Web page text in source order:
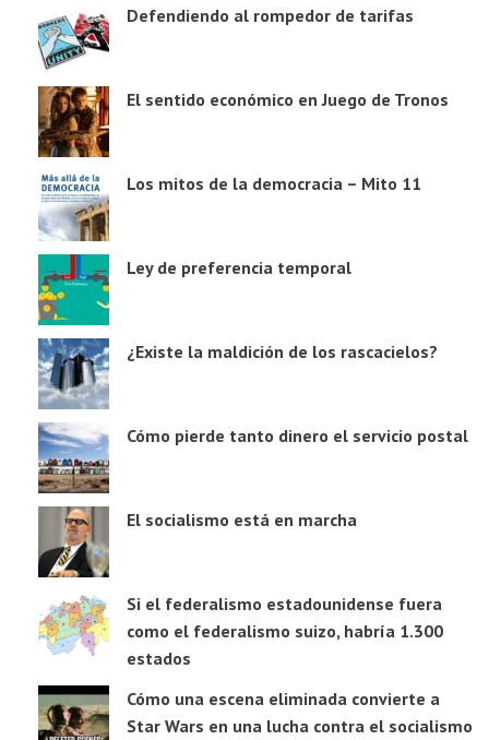
Defendiendo al rompedor de tarifas
El sentido económico en Juego de Tronos
Los mitos de la democracia – Mito 11
Ley de preferencia temporal
¿Existe la maldición de los rascacielos?
Cómo pierde tanto dinero el servicio postal
El socialismo está en marcha
Si el federalismo estadounidense fuera
como el federalismo suizo, habría 1.300
estados
Cómo una escena eliminada convierte a
Star Wars en una lucha contra el socialismo